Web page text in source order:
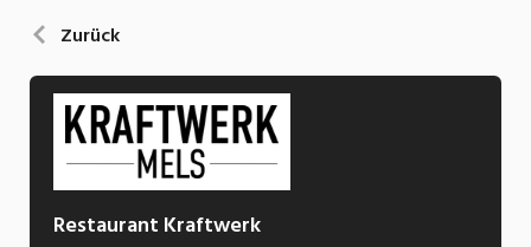
Zurück
Restaurant Kraftwerk